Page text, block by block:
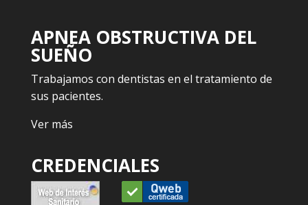
APNEA OBSTRUCTIVA DEL
SUEÑO
Trabajamos con dentistas en el tratamiento de
sus pacientes.
Ver más
CREDENCIALES